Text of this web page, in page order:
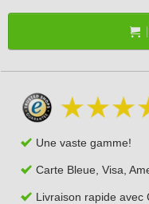
Une vaste gamme!
Carte Bleue, Visa,
Livraison rapide avec